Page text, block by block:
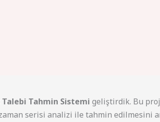
Tahmin Sistemi geliştirdik. Bu
serisi analizi ile tahmin edilmesini